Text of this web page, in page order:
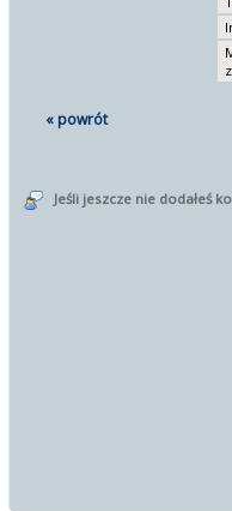
« powrót
Jeśli jeszcze nie dodałeś